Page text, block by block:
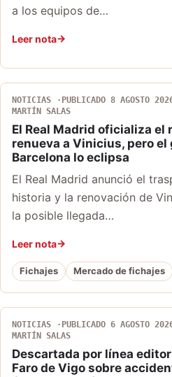
a los equipos de…
Leer nota
NOTICIAS PUBLICADO 8 AGOSTO
MARTÍN SALAS
El Real Madrid oficializa el
renueva a Vinicius, pero el
Barcelona lo eclipsa
El Real Madrid anunció el
historia y la renovación de
la posible llegada…
Leer nota
Fichajes Mercado de fichajes
NOTICIAS PUBLICADO 6 AGOSTO
MARTÍN SALAS
Descartada por línea
Faro de Vigo sobre